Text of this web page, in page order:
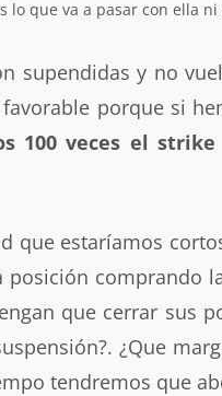
lo que va a pasar con ella
supendidas y no
porque si
100 veces el
que estaríamos
posición comprando
que cerrar sus
¿Que
tendremos que